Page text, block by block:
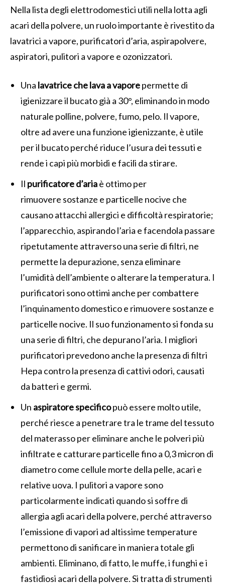
Nella lista degli elettrodomestici utili nella lotta agli
acari della polvere, un ruolo importante è rivestito da
lavatrici a vapore, purificatori d’aria, aspirapolvere,
aspiratori, pulitori a vapore e ozonizzatori.
Una lavatrice che lava a vaporepermette di
igienizzare il bucato già a 30°, eliminando in modo
naturale polline, polvere, fumo, pelo. Il vapore,
oltre ad avere una funzione igienizzante, è utile
per il bucato perché riduce l’usura dei tessuti e
rende i capi più morbidi e facili da stirare.
Il purificatore d’ariaè ottimo per
rimuovere sostanze e particelle nocive che
causano attacchi allergici e difficoltà respiratorie;
l’apparecchio, aspirando l’aria e facendola passare
ripetutamente attraverso una serie di filtri, ne
permette la depurazione, senza eliminare
l’umidità dell’ambiente o alterare la temperatura. I
purificatori sono ottimi anche per combattere
l’inquinamento domestico e rimuovere sostanze e
particelle nocive. Il suo funzionamento si fonda su
una serie di filtri, che depurano l’aria. I migliori
purificatori prevedono anche la presenza di filtri
Hepa contro la presenza di cattivi odori, causati
da batteri e germi.
Un aspiratore specificopuò essere molto utile,
perché riesce a penetrare tra le trame del tessuto
del materasso per eliminare anche le polveri più
infiltrate e catturare particelle fino a 0,3 micron di
diametro come cellule morte della pelle, acari e
relative uova. I pulitori a vapore sono
particolarmente indicati quando si soffre di
allergia agli acari della polvere, perché attraverso
l’emissione di vapori ad altissime temperature
permettono di sanificare in maniera totale gli
ambienti. Eliminano, di fatto, le muffe, i funghi e i
fastidiosi acari della polvere. Si tratta di strumenti